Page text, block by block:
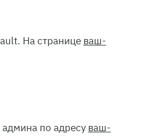
На странице ваш-
по адресу ваш-